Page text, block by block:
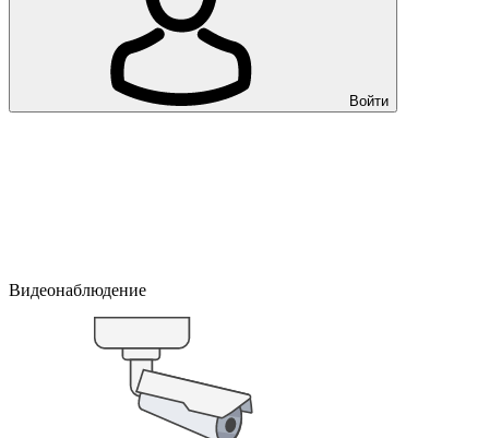
Войти
Видеонаблюдение